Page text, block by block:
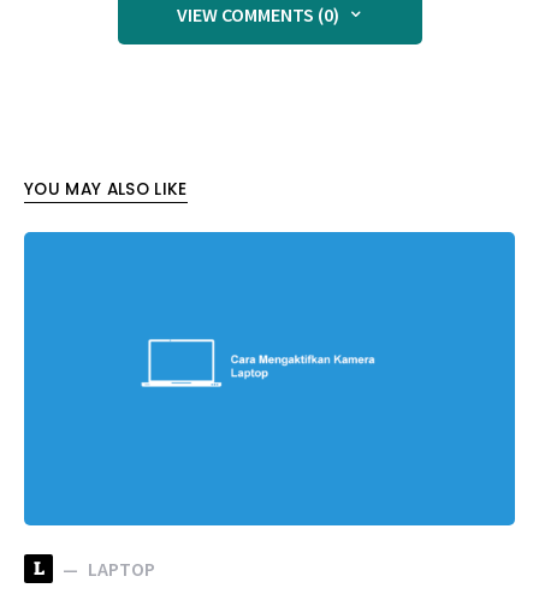
VIEW COMMENTS (0)
YOU MAY ALSO LIKE
L LAPTOP